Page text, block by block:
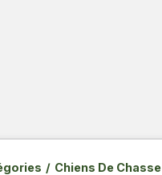
/ Chiens De Chasse